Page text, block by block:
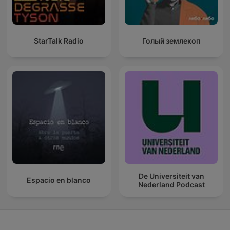
StarTalk Radio Голый землекоп
Espacio en blanco
De Universiteit van
Nederland Podcast